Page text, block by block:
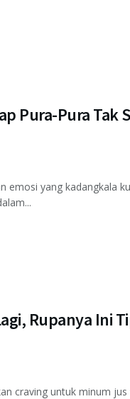
Pura-Pura Tak
emosi yang kadangkala
Rupanya Ini
craving untuk minum